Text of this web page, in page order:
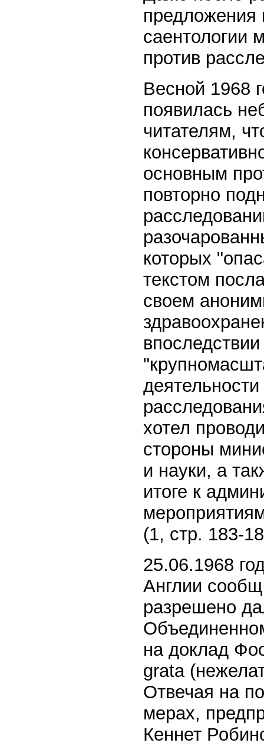
предложения
саентологии
против
Весной 1968
появилась
читателям,
основным
повторно
которых
текстом
своем
хотел
стороны
и науки, а
итоге к
(1, стр. 183-
25.06.1968
Англии
разрешено
на доклад
grata
Отвечая на
мерах,
Кеннет